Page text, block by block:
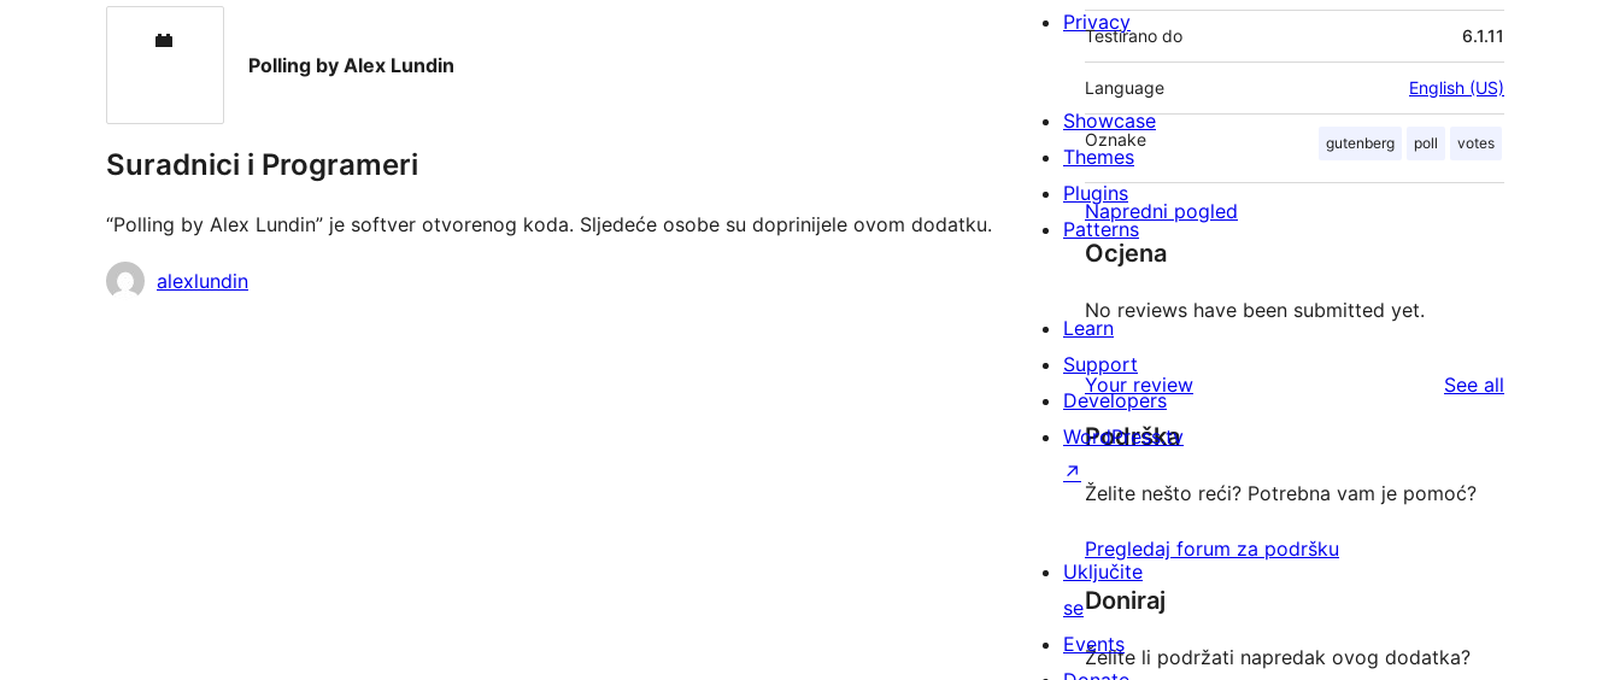
Polling by Alex Lundin
Suradnici i Programeri
“Polling by Alex Lundin” je softver otvorenog koda. Sljedeće osobe su doprinijele ovom dodatku.
Suradnicialexlundin
Testirano do 6.1.11
Language English (US)
Oznake gutenberg poll votes
Napredni pogled
Ocjena
No reviews have been submitted yet.
Your review See all
Podrška
Želite nešto reći? Potrebna vam je pomoć?
Pregledaj forum za podršku
Doniraj
Želite li podržati napredak ovog dodatka?
Privacy
Showcase
Themes
Plugins
Patterns
Learn
Support
Developers
WordPress.tv
↗
Uključite
se
Events